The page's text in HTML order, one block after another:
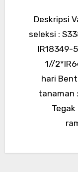
Deskripsi Varietas Padi Ciherang Nomor
seleksi :
IR18349-
1//
hari
tanaman